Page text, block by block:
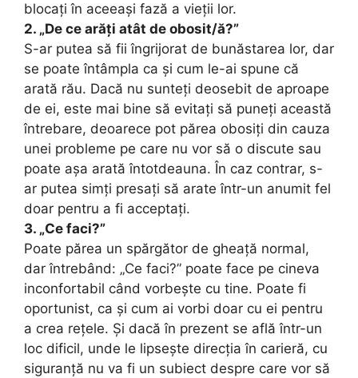
blocați în aceeași fază a vieții lor.
2. „De ce arăți atât de obosit/ă?”
S-ar putea să fii îngrijorat de bunăstarea lor, dar
se poate întâmpla ca și cum le-ai spune că
arată rău. Dacă nu sunteți deosebit de aproape
de ei, este mai bine să evitați să puneți această
întrebare, deoarece pot părea obosiți din cauza
unei probleme pe care nu vor să o discute sau
poate așa arată întotdeauna. În caz contrar, s-
ar putea simți presați să arate într-un anumit fel
doar pentru a fi acceptați.
3. „Ce faci?”
Poate părea un spărgător de gheață normal,
dar întrebând: „Ce faci?” poate face pe cineva
inconfortabil când vorbește cu tine. Poate fi
oportunist, ca și cum ai vorbi doar cu ei pentru
a crea rețele. Și dacă în prezent se află într-un
loc dificil, unde le lipsește direcția în carieră, cu
siguranță nu va fi un subiect despre care vor să